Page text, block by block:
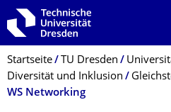
Zur Hauptnavigation springen
Zur Suche springen
Zum Inhalt springen
Breadcrumb-Menü
Startseite TU Dresden
Diversität und Inklusion
WS Networking